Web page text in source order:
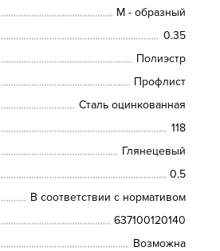
М - образный
0.35
Полиэстр
Профлист
Сталь оцинкованная
118
Глянецевый
0.5
В соответствии с нормативом
637100120140
Возможна